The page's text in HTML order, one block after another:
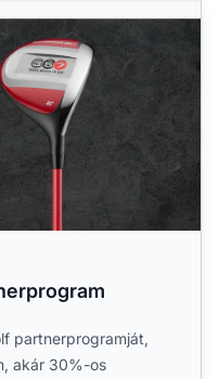
partnerprogramját,
akár 30%-os